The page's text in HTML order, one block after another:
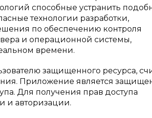
способные устранить
технологии разработки,
по обеспечению контроля
и операционной системы,
времени.
защищенного ресурса,
Приложение является
Для получения прав доступа
и авторизации.